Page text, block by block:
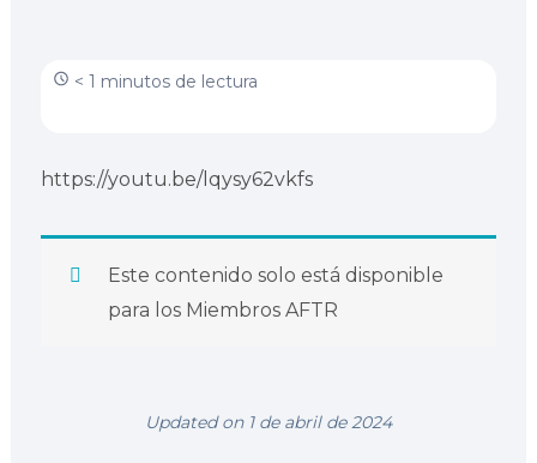
< 1 minutos de lectura
https://youtu.be/lqysy62vkfs
Este contenido solo está disponible
para los Miembros AFTR
Updated on 1 de abril de 2024